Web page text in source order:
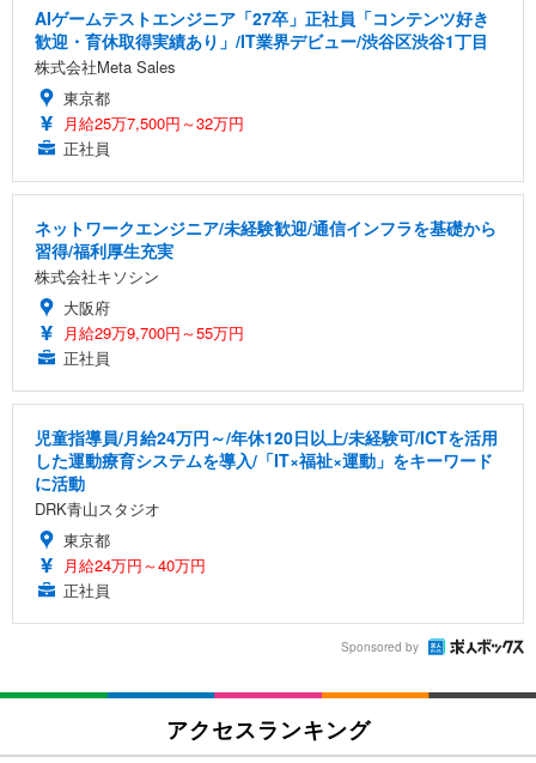
AIゲームテストエンジニア「27卒」正社員「コンテンツ好き
歓迎・育休取得実績あり」/IT業界デビュー/渋谷区渋谷1丁目
株式会社Meta Sales
東京都
月給25万7,500円～32万円
正社員
ネットワークエンジニア/未経験歓迎/通信インフラを基礎から
習得/福利厚生充実
株式会社キソシン
大阪府
月給29万9,700円～55万円
正社員
児童指導員/月給24万円～/年休120日以上/未経験可/ICTを活用
した運動療育システムを導入/「IT×福祉×運動」をキーワード
に活動
DRK青山スタジオ
東京都
月給24万円～40万円
正社員
Sponsored by
アクセスランキング